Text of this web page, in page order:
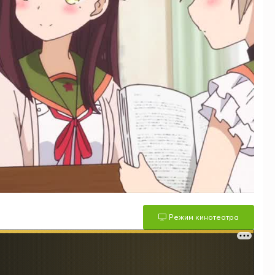
Режим кинотеатра